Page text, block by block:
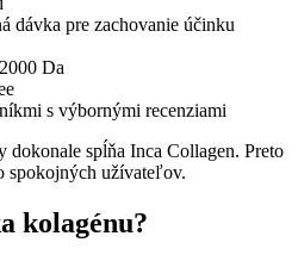
dávka pre zachovanie účinku
Da
s výbornými recenziami
dokonale spĺňa Inca Collagen. Preto
spokojných užívateľov.
kolagénu?